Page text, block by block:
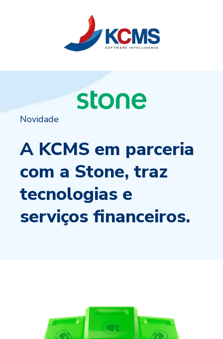
Novidade
A KCMS em parceria
com a Stone, traz
tecnologias e
serviços financeiros.